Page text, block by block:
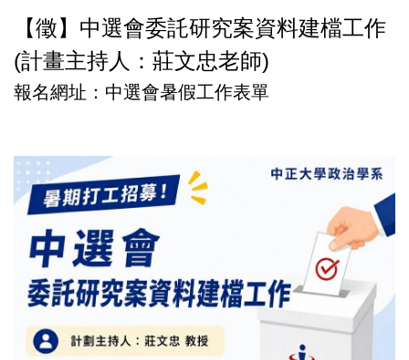
【徵】中選會委託研究案資料建檔工作
(計畫主持人：莊文忠老師)
報名網址： 中選會暑假工作表單